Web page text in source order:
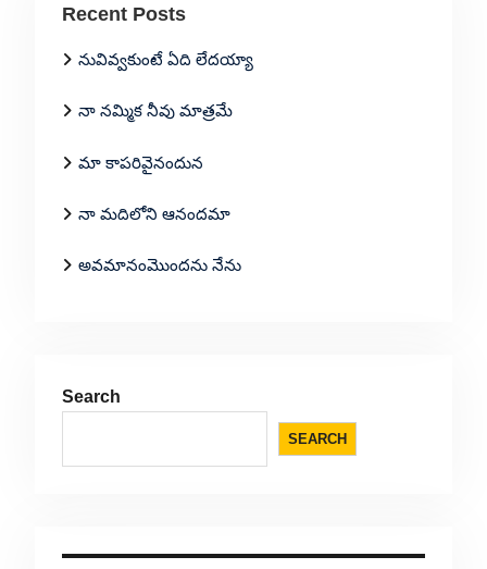
Recent Posts
నువివ్వకుంటే ఏది లేదయ్యా
నా నమ్మిక నీవు మాత్రమే
మా కాపరివైనందున
నా మదిలోని ఆనందమా
అవమానంమొందను నేను
Search
SEARCH